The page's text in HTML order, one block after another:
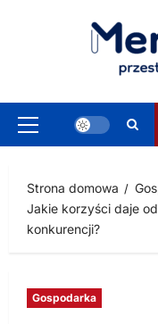
Menu
Strona domowa
Jakie korzyści daje
konkurencji?
Gospodarka